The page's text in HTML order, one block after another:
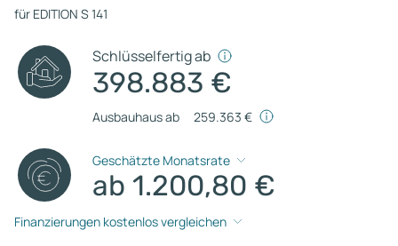
für EDITION S 141
Schlüsselfertig ab
398.883 €
Ausbauhaus ab 259.363 €
Geschätzte Monatsrate
ab 1.200,80 €
Finanzierungen kostenlos vergleichen